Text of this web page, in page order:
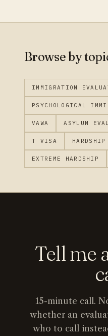
Browse by
IMMIGRATION
PSYCHOLOGICAL
VAWA ASYLUM
T VISA HARDSHIP
EXTREME HARDSHIP
Tell me
15-minute call.
whether an
who to call